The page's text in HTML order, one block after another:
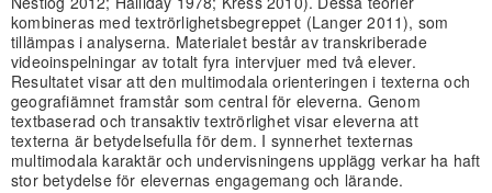
kombineras med textrörlighetsbegreppet (Langer 2011), som
tillämpas i analyserna. Materialet består av transkriberade
videoinspelningar av totalt fyra intervjuer med två elever.
Resultatet visar att den multimodala orienteringen i texterna och
geografiämnet framstår som central för eleverna. Genom
textbaserad och transaktiv textrörlighet visar eleverna att
texterna är betydelsefulla för dem. I synnerhet texternas
multimodala karaktär och undervisningens upplägg verkar ha haft
stor betydelse för elevernas engagemang och lärande.